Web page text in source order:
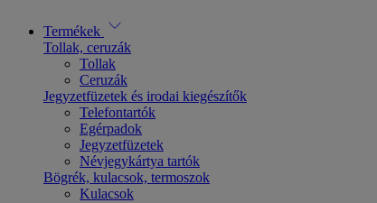
Termékek
Tollak, ceruzák
Tollak
Ceruzák
Jegyzetfüzetek és irodai kiegészítők
Telefontartók
Egérpadok
Jegyzetfüzetek
Névjegykártya tartók
Bögrék, kulacsok, termoszok
Kulacsok